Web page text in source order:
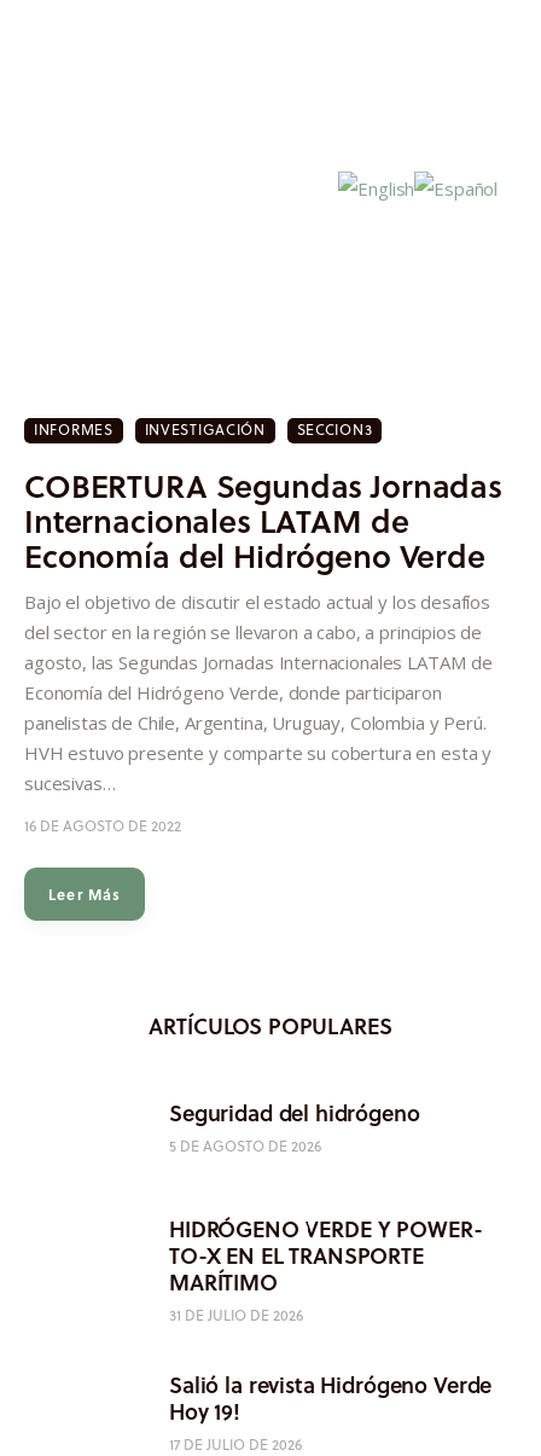
Investigación
Proyectos
Informes
Quiénes somos
INFORMES INVESTIGACIÓN SECCION3
COBERTURA Segundas Jornadas
Internacionales LATAM de
Economía del Hidrógeno Verde
Bajo el objetivo de discutir el estado actual y los desafíos
del sector en la región se llevaron a cabo, a principios de
agosto, las Segundas Jornadas Internacionales LATAM de
Economía del Hidrógeno Verde, donde participaron
panelistas de Chile, Argentina, Uruguay, Colombia y Perú.
HVH estuvo presente y comparte su cobertura en esta y
sucesivas…
16 DE AGOSTO DE 2022
Leer Más
ARTÍCULOS POPULARES
Seguridad del hidrógeno
5 DE AGOSTO DE 2026
HIDRÓGENO VERDE Y POWER-
TO-X EN EL TRANSPORTE
MARÍTIMO
31 DE JULIO DE 2026
Salió la revista Hidrógeno Verde
Hoy 19!
17 DE JULIO DE 2026